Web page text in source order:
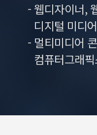
- 웹디자이너,
디지털 미디
- 멀티미디어
컴퓨터그래